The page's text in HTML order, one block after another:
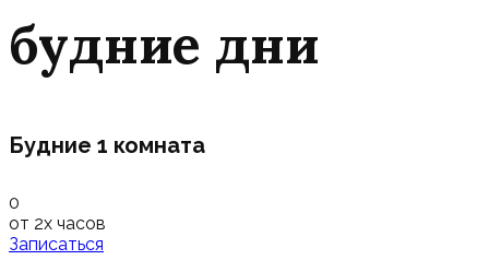
будние дни
Будние 1 комната
0
от 2х часов
Записаться